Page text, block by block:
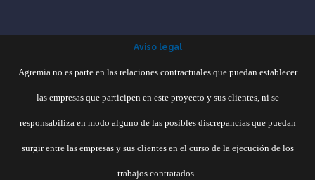
Aviso legal
Agremia no es parte en las relaciones contractuales que puedan establecer
las empresas que participen en este proyecto y sus clientes, ni se
responsabiliza en modo alguno de las posibles discrepancias que puedan
surgir entre las empresas y sus clientes en el curso de la ejecución de los
trabajos contratados.